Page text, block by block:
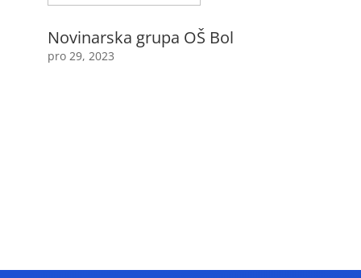
Novinarska grupa OŠ Bol
pro 29, 2023